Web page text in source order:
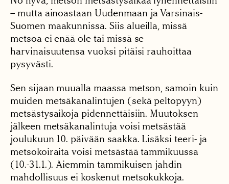
– mutta ainoastaan Uudenmaan ja Varsinais-
Suomen maakunnissa. Siis alueilla, missä
metsoa ei enää ole tai missä se
harvinaisuutensa vuoksi pitäisi rauhoittaa
pysyvästi.
Sen sijaan muualla maassa metson, samoin kuin
muiden metsäkanalintujen (sekä peltopyyn)
metsästysaikoja pidennettäisiin. Muutoksen
jälkeen metsäkanalintuja voisi metsästää
joulukuun 10. päivään saakka. Lisäksi teeri- ja
metsokoiraita voisi metsästää tammikuussa
(10.-31.1.). Aiemmin tammikuisen jahdin
mahdollisuus ei koskenut metsokukkoja.